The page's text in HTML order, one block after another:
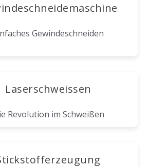
Gewindeschneiden
Laserschweissen
Revolution im Schweißen